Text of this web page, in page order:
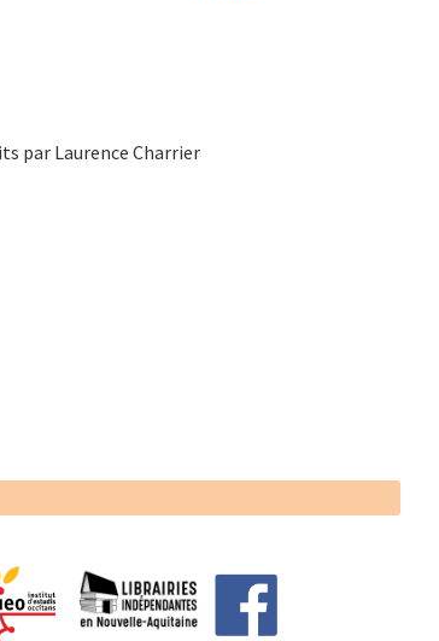
par Laurence Charrier